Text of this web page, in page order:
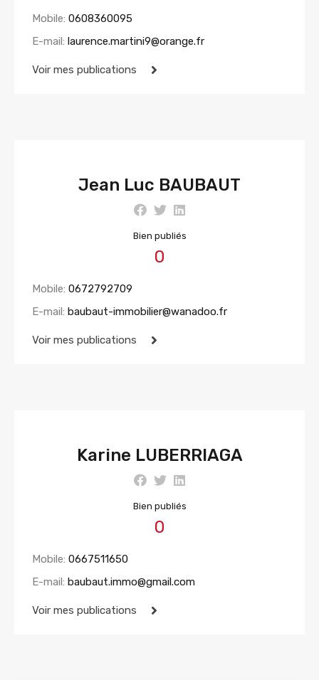
Mobile: 0608360095
E-mail: laurence.martini9@orange.fr
Voir mes publications
Jean Luc BAUBAUT
Bien publiés
0
Mobile: 0672792709
E-mail: baubaut-immobilier@wanadoo.fr
Voir mes publications
Karine LUBERRIAGA
Bien publiés
0
Mobile: 0667511650
E-mail: baubaut.immo@gmail.com
Voir mes publications